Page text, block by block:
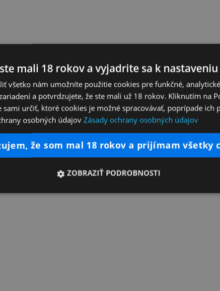
mali 18 rokov a vyjadrite sa k
všetko nám umožníte použitie cookies pre funkčné,
a potvrdzujete, že ste mali už 18 rokov. Kliknutím na
sami určiť, ktoré cookies je možné spracovávať, poprípade ich
osobných údajov Zásady ochrany osobných údajov
že som mal 18 rokov a prijímam všetky
ZOBRAZIŤ PODROBNOSTI